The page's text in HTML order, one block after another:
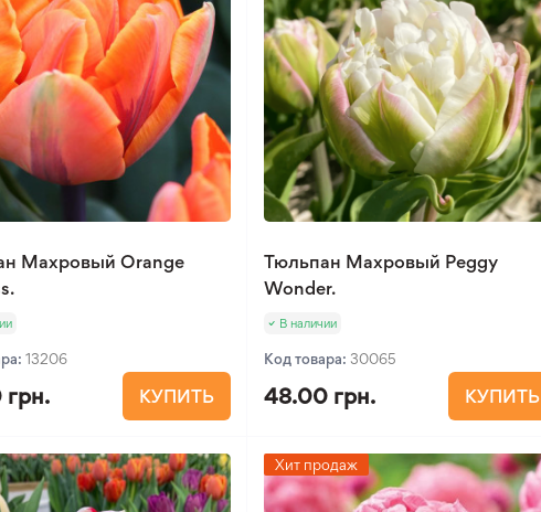
Махровый Orange
13206
КУПИТЬ
Тюльпан Махровый Peggy
Wonder.
В наличии
Код товара:30065
48.00 грн. КУПИТЬ
Хит продаж